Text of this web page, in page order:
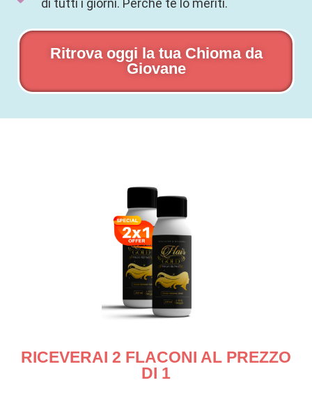
Ritrova oggi la tua Chioma da
Giovane
RICEVERAI 2 FLACONI AL PREZZO
DI 1